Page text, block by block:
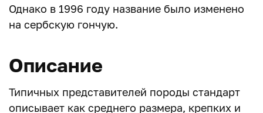
Однако в 1996 году название было изменено
на сербскую гончую.
Описание
Типичных представителей породы стандарт
описывает как среднего размера, крепких и